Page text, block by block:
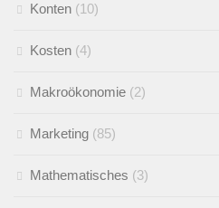
Konten (10)
Kosten (4)
Makroökonomie (2)
Marketing (85)
Mathematisches (3)